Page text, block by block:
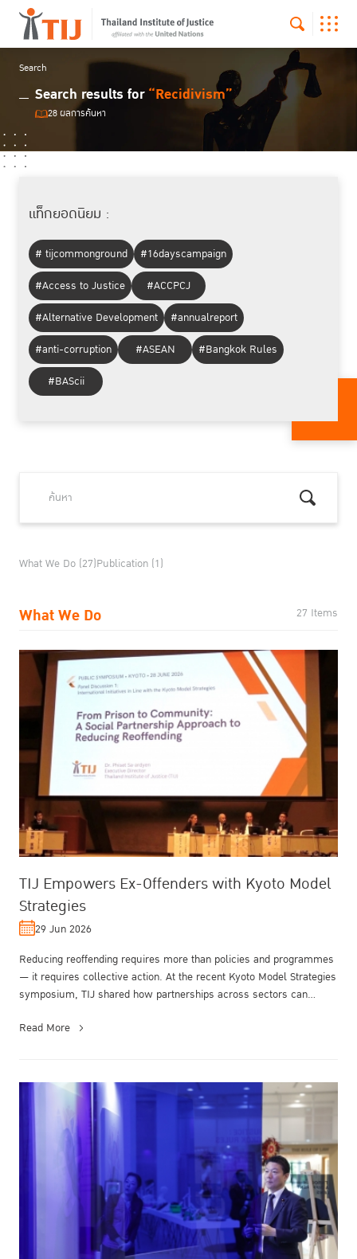
Search
Search results for“Recidivism”
28 ผลการค้นหา
แท็กยอดนิยม :
# tijcommonground
#16dayscampaign
#Access to Justice
#ACCPCJ
#Alternative Development
#annualreport
#anti-corruption
#ASEAN
#Bangkok Rules
#BAScii
What We Do (27)Publication (1)
What We Do 27 Items
TIJ Empowers Ex-Offenders with Kyoto Model
Strategies
29 Jun 2026
Reducing reoffending requires more than policies and programmes
— it requires collective action. At the recent Kyoto Model Strategies
symposium, TIJ shared how partnerships across sectors can
Read More